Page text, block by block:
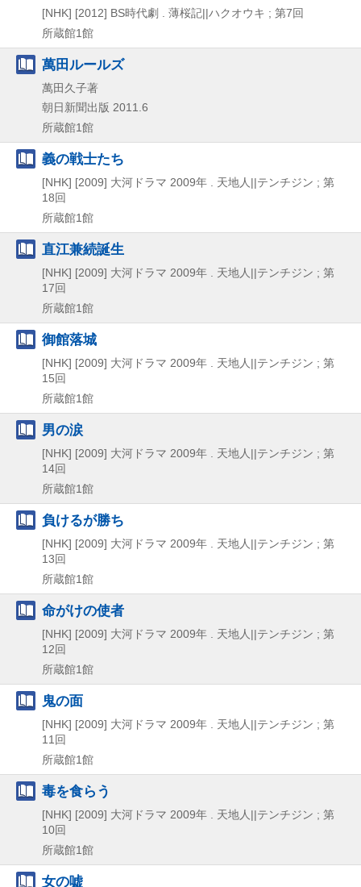
[NHK] [2012] BS時代劇 . 薄桜記||ハクオウキ ; 第7回
所蔵館1館
萬田ルールズ
萬田久子著
朝日新聞出版 2011.6
所蔵館1館
義の戦士たち
[NHK] [2009] 大河ドラマ 2009年 . 天地人||テンチジン ; 第
18回
所蔵館1館
直江兼続誕生
[NHK] [2009] 大河ドラマ 2009年 . 天地人||テンチジン ; 第
17回
所蔵館1館
御館落城
[NHK] [2009] 大河ドラマ 2009年 . 天地人||テンチジン ; 第
15回
所蔵館1館
男の涙
[NHK] [2009] 大河ドラマ 2009年 . 天地人||テンチジン ; 第
14回
所蔵館1館
負けるが勝ち
[NHK] [2009] 大河ドラマ 2009年 . 天地人||テンチジン ; 第
13回
所蔵館1館
命がけの使者
[NHK] [2009] 大河ドラマ 2009年 . 天地人||テンチジン ; 第
12回
所蔵館1館
鬼の面
[NHK] [2009] 大河ドラマ 2009年 . 天地人||テンチジン ; 第
11回
所蔵館1館
毒を食らう
[NHK] [2009] 大河ドラマ 2009年 . 天地人||テンチジン ; 第
10回
所蔵館1館
女の嘘